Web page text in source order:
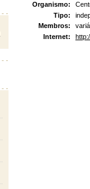
Organismo:
Tipo:
Membros:
Internet: